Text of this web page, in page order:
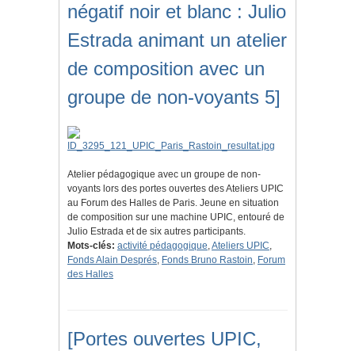
négatif noir et blanc : Julio
Estrada animant un atelier
de composition avec un
groupe de non-voyants 5]
Atelier pédagogique avec un groupe de non-
voyants lors des portes ouvertes des Ateliers UPIC
au Forum des Halles de Paris. Jeune en situation
de composition sur une machine UPIC, entouré de
Julio Estrada et de six autres participants.
Mots-clés: activité pédagogique,Ateliers UPIC,
Fonds Alain Després, Fonds Bruno Rastoin, Forum
des Halles
[Portes ouvertes UPIC,